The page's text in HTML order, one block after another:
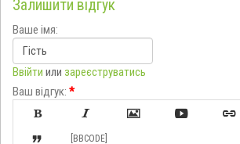
Залишити відгук
Ваше імя:
Ввійти или зареєструватись
Ваш відгук: *

   
 [BBCODE]